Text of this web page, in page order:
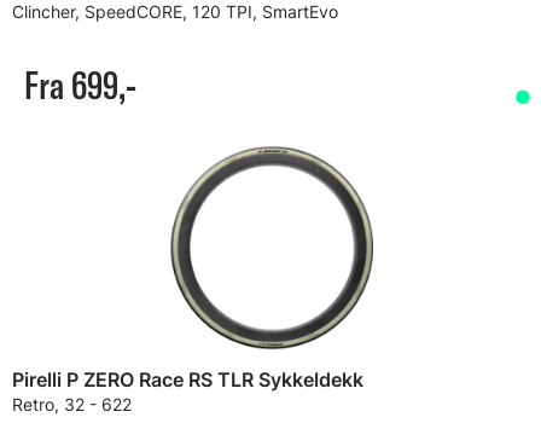
Clincher, SpeedCORE, 120 TPI, SmartEvo
Fra 699,-
Pirelli P ZERO Race RS TLR Sykkeldekk
Retro, 32 - 622